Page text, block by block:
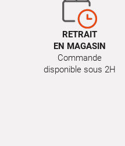
RETRAIT
EN MAGASIN
Commande
disponible sous 2H